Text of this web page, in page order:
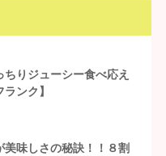
りジューシー食べ応え
ンク】
美味しさの秘訣！！８割